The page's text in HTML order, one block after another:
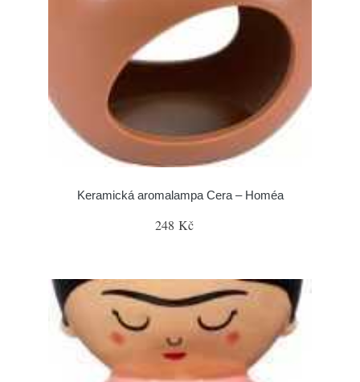
Keramická aromalampa Cera – Homéa
248 Kč